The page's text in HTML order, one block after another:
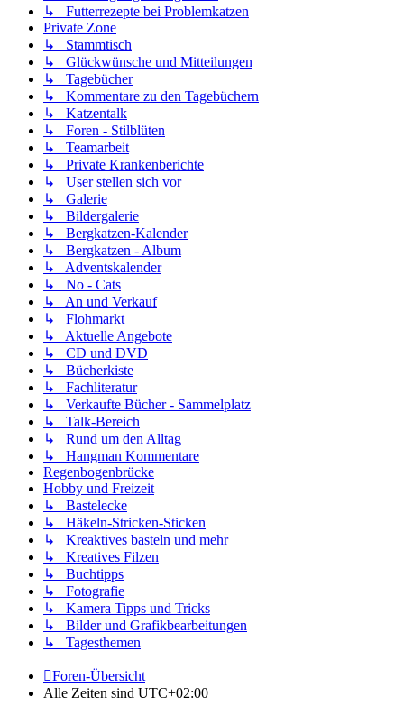
↳ Futterrezepte bei Problemkatzen
Private Zone
↳ Stammtisch
↳ Glückwünsche und Mitteilungen
↳ Tagebücher
↳ Kommentare zu den Tagebüchern
↳ Katzentalk
↳ Foren - Stilblüten
↳ Teamarbeit
↳ Private Krankenberichte
↳ User stellen sich vor
↳ Galerie
↳ Bildergalerie
↳ Bergkatzen-Kalender
↳ Bergkatzen - Album
↳ Adventskalender
↳ No - Cats
↳ An und Verkauf
↳ Flohmarkt
↳ Aktuelle Angebote
↳ CD und DVD
↳ Bücherkiste
↳ Fachliteratur
↳ Verkaufte Bücher - Sammelplatz
↳ Talk-Bereich
↳ Rund um den Alltag
↳ Hangman Kommentare
Regenbogenbrücke
Hobby und Freizeit
↳ Bastelecke
↳ Häkeln-Stricken-Sticken
↳ Kreaktives basteln und mehr
↳ Kreatives Filzen
↳ Buchtipps
↳ Fotografie
↳ Kamera Tipps und Tricks
↳ Bilder und Grafikbearbeitungen
↳ Tagesthemen
Foren-Übersicht
Alle Zeiten sind UTC+02:00